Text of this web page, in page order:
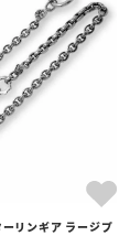
ーリンギア ラージプ